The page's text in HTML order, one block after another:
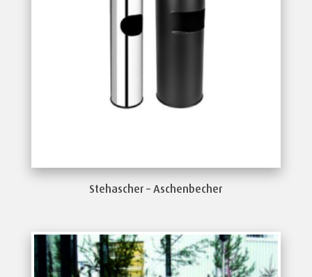
Stehascher – Aschenbecher